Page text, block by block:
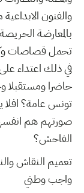
والفنون
بالمعارضة
تحمل قصاصات
في ذلك اعتداء
حاضرا ومستقبلا
تونس عامة؟ افلا
صورتهم هم
الفاحش؟
تعميم النقاش
واجب وطني